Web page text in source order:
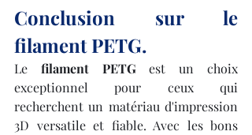
Conclusion sur le
filament PETG.
Le filament PETG est un choix
exceptionnel pour ceux qui
recherchent un matériau d'impression
3D versatile et fiable. Avec les bons